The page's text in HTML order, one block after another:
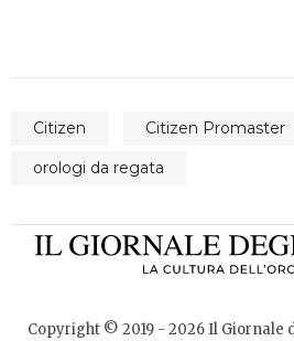
Citizen
Citizen Promaster
orologi da regata
Copyright © 2019 - 2026Il Giornale